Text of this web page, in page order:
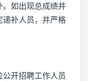
。如出现总成绩并
递补人员，并严格
开招聘工作人员